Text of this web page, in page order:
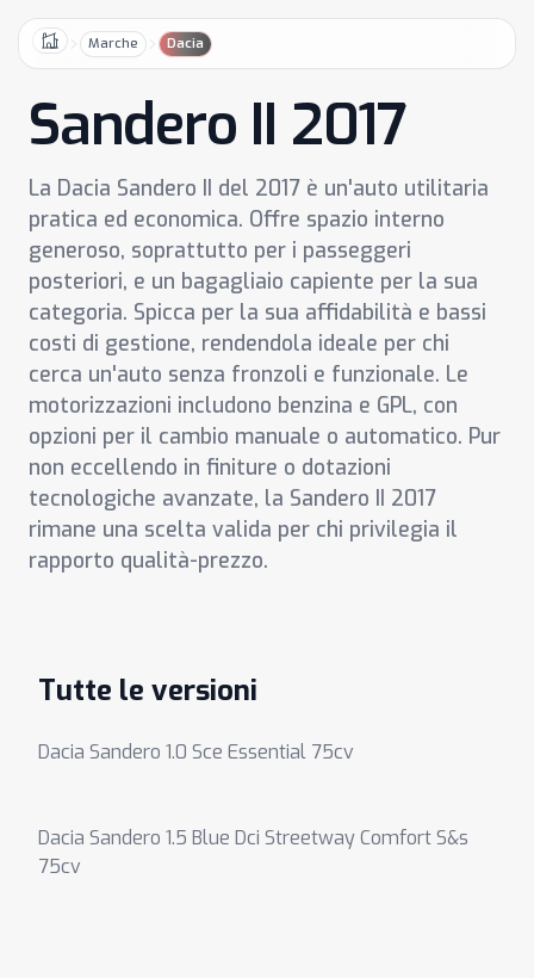
HomeMarche Dacia
Sandero II 2017
La Dacia Sandero II del 2017 è un'auto utilitaria
pratica ed economica. Offre spazio interno
generoso, soprattutto per i passeggeri
posteriori, e un bagagliaio capiente per la sua
categoria. Spicca per la sua affidabilità e bassi
costi di gestione, rendendola ideale per chi
cerca un'auto senza fronzoli e funzionale. Le
motorizzazioni includono benzina e GPL, con
opzioni per il cambio manuale o automatico. Pur
non eccellendo in finiture o dotazioni
tecnologiche avanzate, la Sandero II 2017
rimane una scelta valida per chi privilegia il
rapporto qualità-prezzo.
Tutte le versioni
Dacia Sandero 1.0 Sce Essential 75cv
Dacia Sandero 1.5 Blue Dci Streetway Comfort S&s
75cv